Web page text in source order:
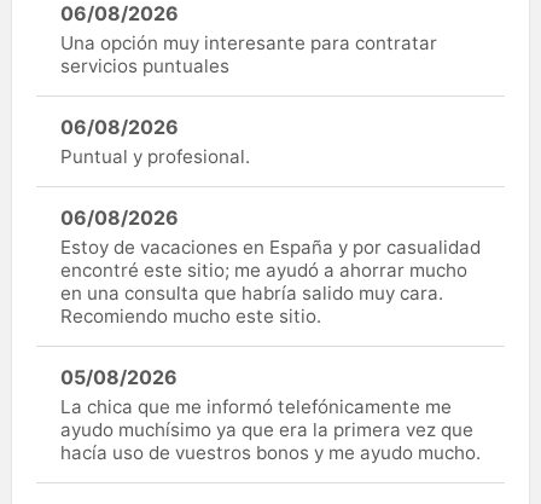
06/08/2026
Una opción muy interesante para contratar
servicios puntuales
06/08/2026
Puntual y profesional.
06/08/2026
Estoy de vacaciones en España y por casualidad
encontré este sitio; me ayudó a ahorrar mucho
en una consulta que habría salido muy cara.
Recomiendo mucho este sitio.
05/08/2026
La chica que me informó telefónicamente me
ayudo muchísimo ya que era la primera vez que
hacía uso de vuestros bonos y me ayudo mucho.